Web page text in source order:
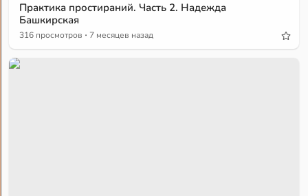
Практика простираний. Часть 2. Надежда
Башкирская
316 просмотров · 7 месяцев назад